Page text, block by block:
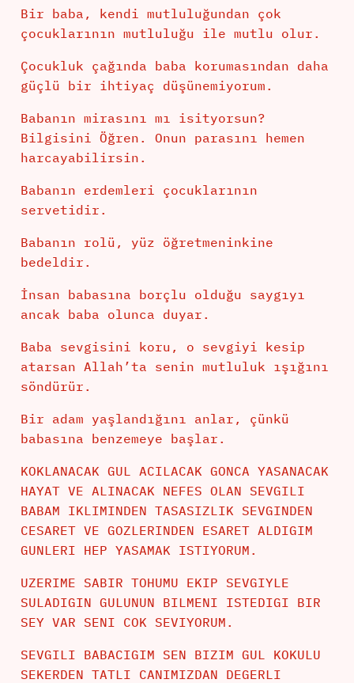
Bir baba, kendi mutluluğundan çok
çocuklarının mutluluğu ile mutlu olur.
Çocukluk çağında baba korumasından daha
güçlü bir ihtiyaç düşünemiyorum.
Babanın mirasını mı isityorsun?
Bilgisini Öğren. Onun parasını hemen
harcayabilirsin.
Babanın erdemleri çocuklarının
servetidir.
Babanın rolü, yüz öğretmeninkine
bedeldir.
İnsan babasına borçlu olduğu saygıyı
ancak baba olunca duyar.
Baba sevgisini koru, o sevgiyi kesip
atarsan Allah’ta senin mutluluk ışığını
söndürür.
Bir adam yaşlandığını anlar, çünkü
babasına benzemeye başlar.
KOKLANACAK GUL ACILACAK GONCA YASANACAK
HAYAT VE ALINACAK NEFES OLAN SEVGILI
BABAM IKLIMINDEN TASASIZLIK SEVGINDEN
CESARET VE GOZLERINDEN ESARET ALDIGIM
GUNLERI HEP YASAMAK ISTIYORUM.
UZERIME SABIR TOHUMU EKIP SEVGIYLE
SULADIGIN GULUNUN BILMENI ISTEDIGI BIR
SEY VAR SENI COK SEVIYORUM.
SEVGILI BABACIGIM SEN BIZIM GUL KOKULU
SEKERDEN TATLI CANIMIZDAN DEGERLI